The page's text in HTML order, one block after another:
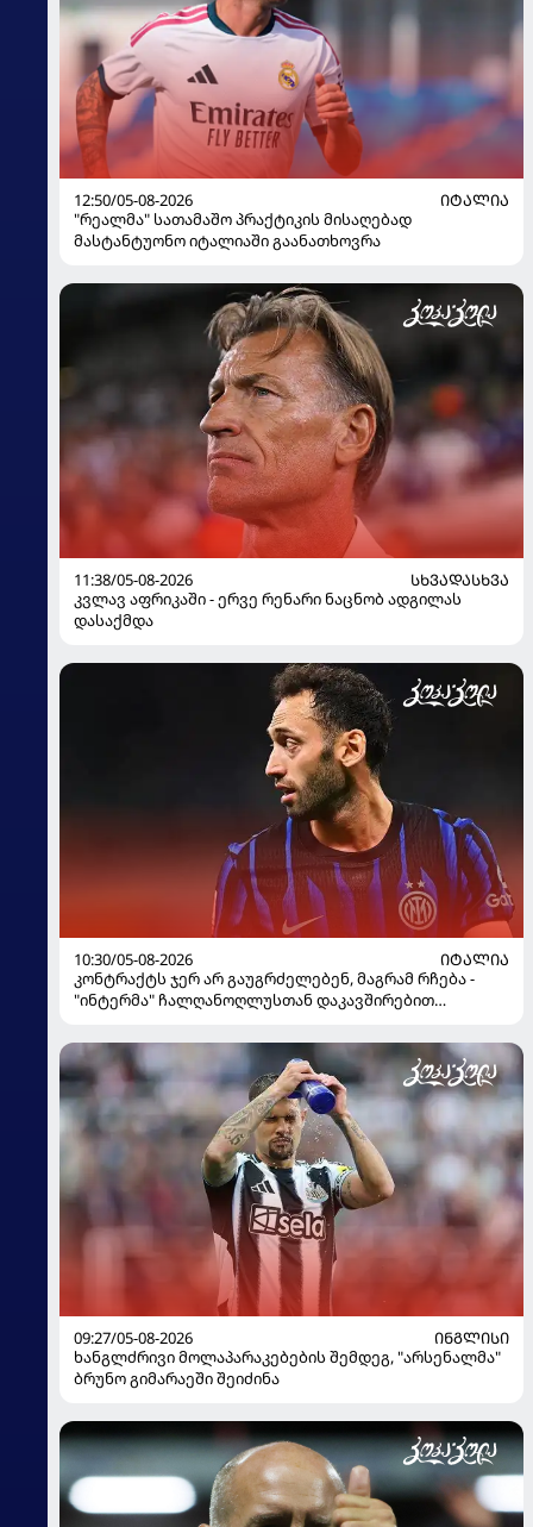
12:50/05-08-2026
ᲘᲢᲐᲚᲘᲐ
"რეალმა" სათამაშო პრაქტიკის მისაღებად
მასტანტუონო იტალიაში გაანათხოვრა
11:38/05-08-2026
ᲡᲮᲕᲐᲓᲐᲡᲮᲕᲐ
კვლავ აფრიკაში - ერვე რენარი ნაცნობ ადგილას
დასაქმდა
10:30/05-08-2026
ᲘᲢᲐᲚᲘᲐ
კონტრაქტს ჯერ არ გაუგრძელებენ, მაგრამ რჩება -
"ინტერმა" ჩალღანოღლუსთან დაკავშირებით
09:27/05-08-2026
ᲘᲜᲒᲚᲘᲡᲘ
ხანგლძრივი მოლაპარაკებების შემდეგ, "არსენალმა"
ბრუნო გიმარაეში შეიძინა